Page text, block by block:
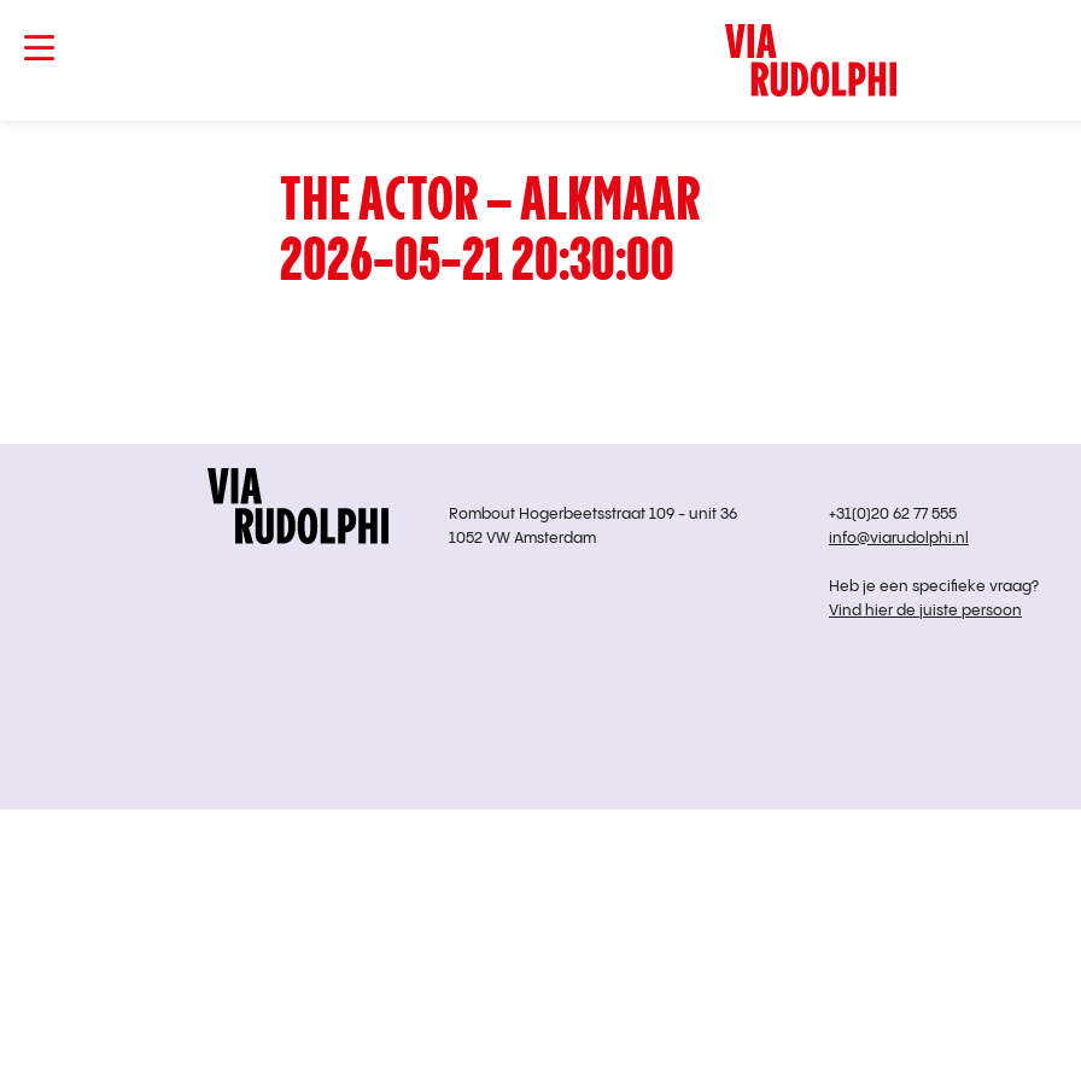
THE ACTOR – ALKMAAR
2026-05-21 20:30:00
Rombout Hogerbeetsstraat 109 - unit 36
1052 VW Amsterdam
+31(0)20 62 77 555
info@viarudolphi.nl
Heb je een specifieke vraag?
Vind hier de juiste persoon